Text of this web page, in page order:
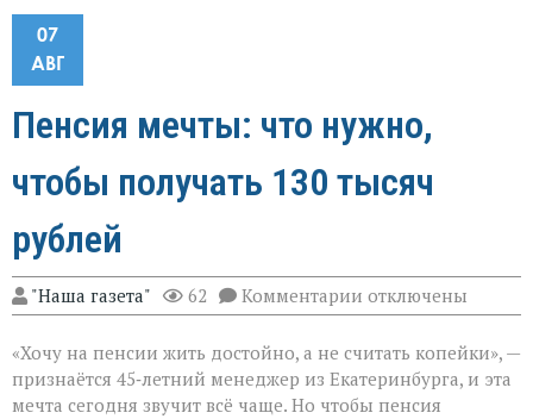
07
АВГ
Пенсия мечты: что нужно,
чтобы получать 130 тысяч
рублей
"Наша газета" 62 Комментарии к
записи
мечты:
что
нужно,
отключены
«Хочу на пенсии жить достойно, а не считать копейки», —
признаётся 45‑летний менеджер из Екатеринбурга, и эта
мечта сегодня звучит всё чаще. Но чтобы пенсия